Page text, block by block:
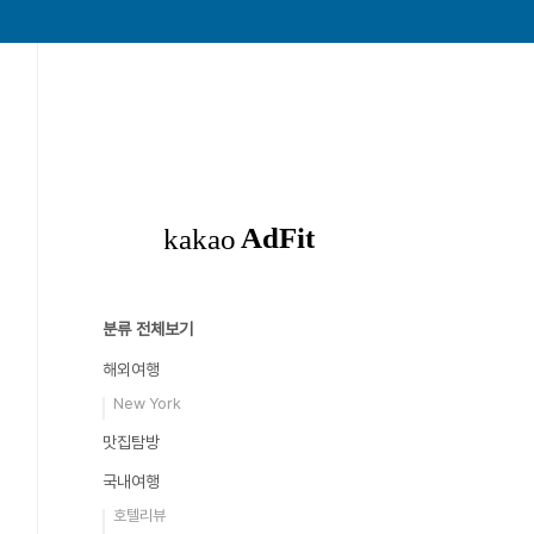
분류 전체보기
해외여행
New York
맛집탐방
국내여행
호텔리뷰